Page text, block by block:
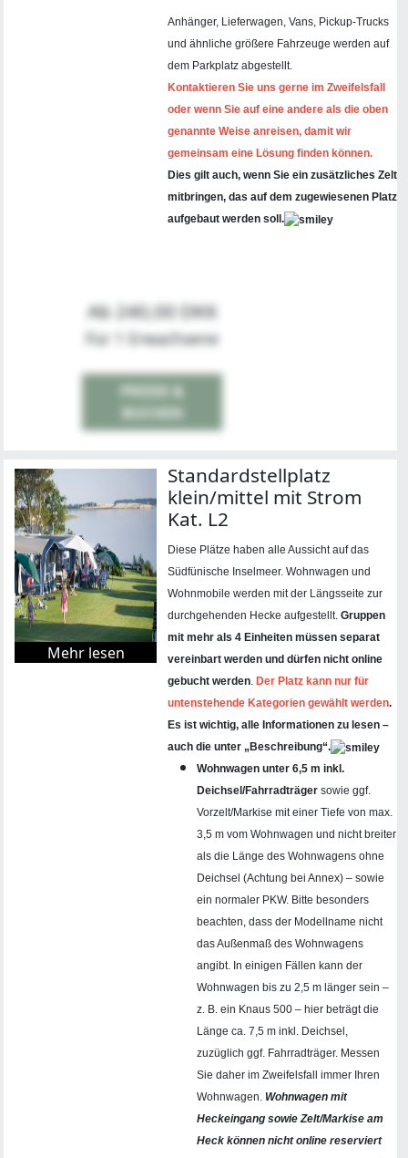
Anhänger, Lieferwagen, Vans, Pickup-Trucks
und ähnliche größere Fahrzeuge werden auf
dem Parkplatz abgestellt.
Kontaktieren Sie uns gerne im Zweifelsfall
oder wenn Sie auf eine andere als die oben
genannte Weise anreisen, damit wir
gemeinsam eine Lösung finden können.
Dies gilt auch, wenn Sie ein zusätzliches Zelt
mitbringen, das auf dem zugewiesenen Platz
aufgebaut werden soll.
Ab 240,00 DKK
Für 1 Erwachsene
PREISE &
BUCHEN
Mehr lesen
Standardstellplatz
klein/mittel mit Strom
Kat. L2
Diese Plätze haben alle Aussicht auf das
Südfünische Inselmeer. Wohnwagen und
Wohnmobile werden mit der Längsseite zur
durchgehenden Hecke aufgestellt. Gruppen
mit mehr als 4 Einheiten müssen separat
vereinbart werden und dürfen nicht online
gebucht werden. Der Platz kann nur für
untenstehende Kategorien gewählt werden.
Es ist wichtig, alle Informationen zu lesen –
auch die unter „Beschreibung“.
Wohnwagen unter 6,5 m inkl.
Deichsel/Fahrradträger sowie ggf.
Vorzelt/Markise mit einer Tiefe von max.
3,5 m vom Wohnwagen und nicht breiter
als die Länge des Wohnwagens ohne
Deichsel (Achtung bei Annex) – sowie
ein normaler PKW. Bitte besonders
beachten, dass der Modellname nicht
das Außenmaß des Wohnwagens
angibt. In einigen Fällen kann der
Wohnwagen bis zu 2,5 m länger sein –
z. B. ein Knaus 500 – hier beträgt die
Länge ca. 7,5 m inkl. Deichsel,
zuzüglich ggf. Fahrradträger. Messen
Sie daher im Zweifelsfall immer Ihren
Wohnwagen. Wohnwagen mit
Heckeingang sowie Zelt/Markise am
Heck können nicht online reserviert